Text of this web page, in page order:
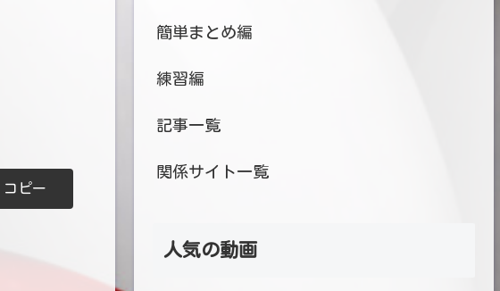
コピー
簡単まとめ編
練習編
記事一覧
関係サイト一覧
人気の動画